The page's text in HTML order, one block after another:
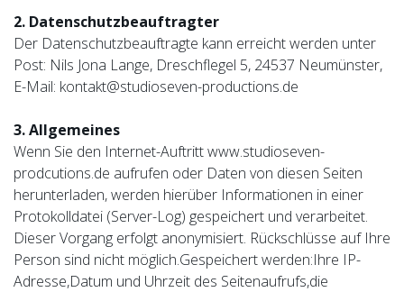
2. Datenschutzbeauftragter
Der Datenschutzbeauftragte kann erreicht werden unter
Post: Nils Jona Lange, Dreschflegel 5, 24537 Neumünster,
E-Mail: kontakt@studioseven-productions.de
3. Allgemeines
Wenn Sie den Internet-Auftritt www.studioseven-
prodcutions.de aufrufen oder Daten von diesen Seiten
herunterladen, werden hierüber Informationen in einer
Protokolldatei (Server-Log) gespeichert und verarbeitet.
Dieser Vorgang erfolgt anonymisiert. Rückschlüsse auf Ihre
Person sind nicht möglich.Gespeichert werden:Ihre IP-
Adresse,Datum und Uhrzeit des Seitenaufrufs,die